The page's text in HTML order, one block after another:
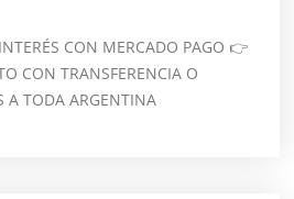
CON MERCADO PAGO 👉
CON TRANSFERENCIA O
A TODA ARGENTINA